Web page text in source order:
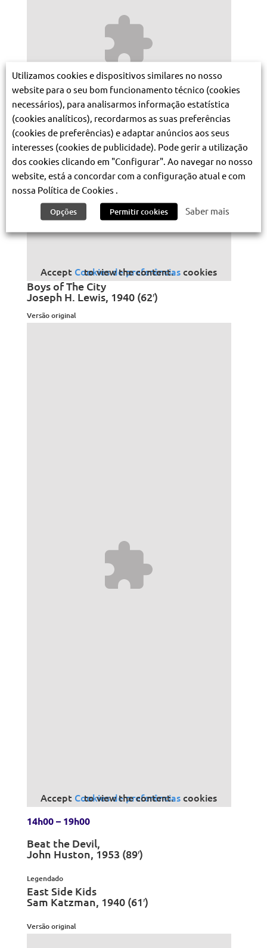
Accept Cookies de preferências
cookies to view the content.
Boys of The City
Joseph H. Lewis, 1940 (62′)
Versão original
Accept Cookies de preferências
cookies to view the content.
14h00 – 19h00
Beat the Devil,
John Huston, 1953 (89′)
Legendado
East Side Kids
Sam Katzman, 1940 (61′)
Versão original
Utilizamos cookies e dispositivos similares no nosso
website para o seu bom funcionamento técnico (cookies
necessários), para analisarmos informação estatística
(cookies analíticos), recordarmos as suas preferências
(cookies de preferências) e adaptar anúncios aos seus
interesses (cookies de publicidade). Pode gerir a utilização
dos cookies clicando em "Configurar". Ao navegar no nosso
website, está a concordar com a configuração atual e com
nossa Política de Cookies .
Opções Permitir cookies Saber mais